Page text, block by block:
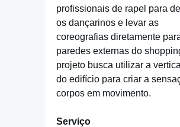
profissionais de rapel para
os dançarinos e levar as
coreografias diretamente
paredes externas do
projeto busca utilizar a
do edifício para criar a
corpos em movimento.
Serviço